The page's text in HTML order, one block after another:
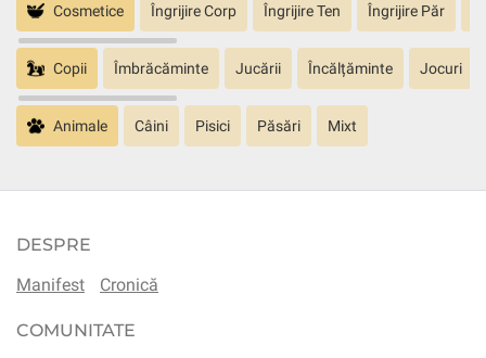
Cosmetice Îngrijire Corp Îngrijire Ten Îngrijire Păr
Copii Îmbrăcăminte Jucării Încălțăminte Jocuri
Animale Câini Pisici Păsări Mixt
DESPRE
Manifest
Cronică
COMUNITATE